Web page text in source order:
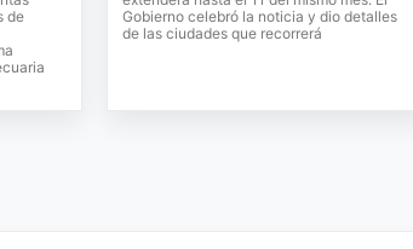
de
Gobierno celebró la noticia y dio detalles
de las ciudades que recorrerá